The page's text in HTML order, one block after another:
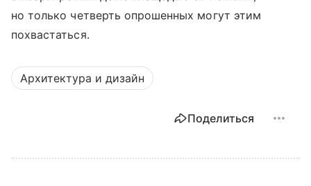
но только четверть опрошенных могут этим
похвастаться.
Архитектура и дизайн
Поделиться